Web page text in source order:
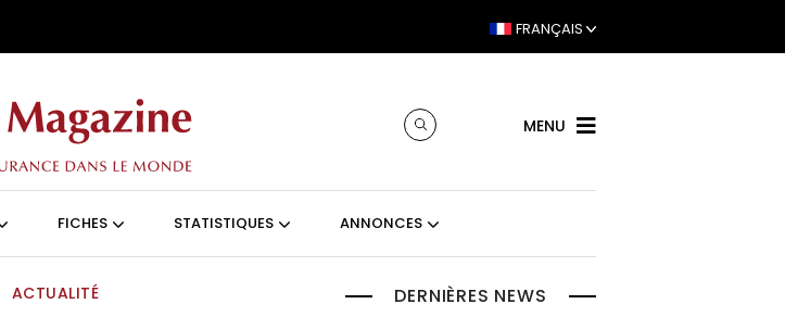
FRANÇAIS
MENU
FICHES STATISTIQUES ANNONCES
ACTUALITÉ DERNIÈRES NEWS